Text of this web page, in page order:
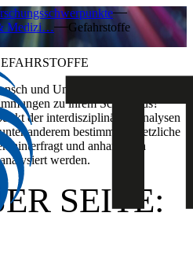
Medizi…
Gefahrstoffe
und Umwelt? Reichen die
zu ihrem Schutz aus?
der interdisziplinären Analysen
anderem bestimmte gesetzliche
hinterfragt und anhand von
werden.
SEITE: